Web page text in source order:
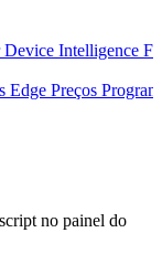
Intelligence
Edge Preços
no painel do